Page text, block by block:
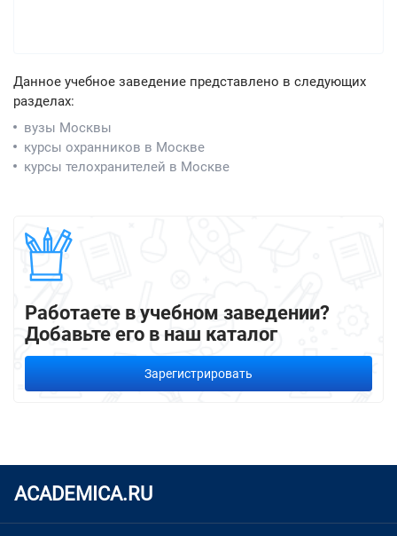
Данное учебное заведение представлено в следующих
разделах:
вузы Москвы
курсы охранников в Москве
курсы телохранителей в Москве
Работаете в учебном заведении?
Добавьте его в наш каталог
Зарегистрировать
ACADEMICA.RU